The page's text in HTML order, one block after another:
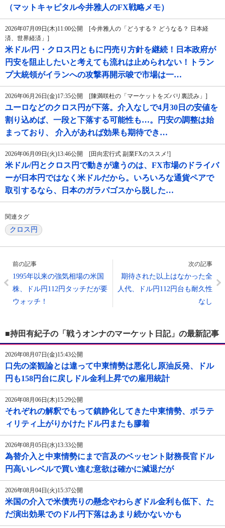
（マットキャピタル今井雅人のFX戦略メモ）
2026年07月09日(木)11:00公開 [今井雅人の「どうする？ どうなる？ 日本経
済、世界経済」]
米ドル/円・クロス円ともに円売り方針を継続！日本政府が
円安を阻止したいと考えても流れは止められない！トラン
プ大統領がイランへの攻撃再開示唆で市場は一…
2026年06月26日(金)17:35公開 [陳満咲杜の「マーケットをズバリ裏読み」]
ユーロなどのクロス円が下落。介入なしで4月30日の安値を
割り込めば、一段と下落する可能性も…。円安の調整は始
まっており、 介入があれば効果も期待でき…
2026年06月09日(火)13:46公開 [田向宏行式 副業FXのススメ!]
米ドル/円とクロス円で動きが違うのは、FX市場のドライバ
ーが日本円ではなく米ドルだから。いろいろな通貨ペアで
取引するなら、日本のガラパゴスから脱した…
関連タグ
クロス円
前の記事
1995年以来の強気相場の米国
株、ドル円112円タッチだが要
ウォッチ！
次の記事
期待された以上はなかった全
人代、ドル円112円台も耐久性
なし
■持田有紀子の「戦うオンナのマーケット日記」の最新記事
2026年08月07日(金)15:43公開
口先の楽観論とは違って中東情勢は悪化し原油反発、ドル
円も158円台に戻しドル金利上昇での雇用統計
2026年08月06日(木)15:29公開
それぞれの解釈でもって鎮静化してきた中東情勢、ボラテ
ィリティ上がりかけたドル円またも膠着
2026年08月05日(水)13:33公開
為替介入と中東情勢にまで言及のベッセント財務長官ドル
円高いレベルで買い進む意欲は確かに減退だが
2026年08月04日(火)15:37公開
米国の介入で米債売りの懸念やわらぎドル金利も低下、た
だ演出効果でのドル円下落はあまり続かないかも